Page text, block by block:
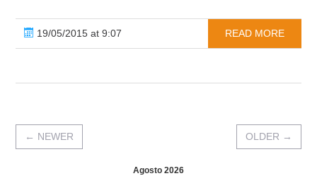
19/05/2015 at 9:07 READ MORE
← NEWER OLDER →
Agosto 2026